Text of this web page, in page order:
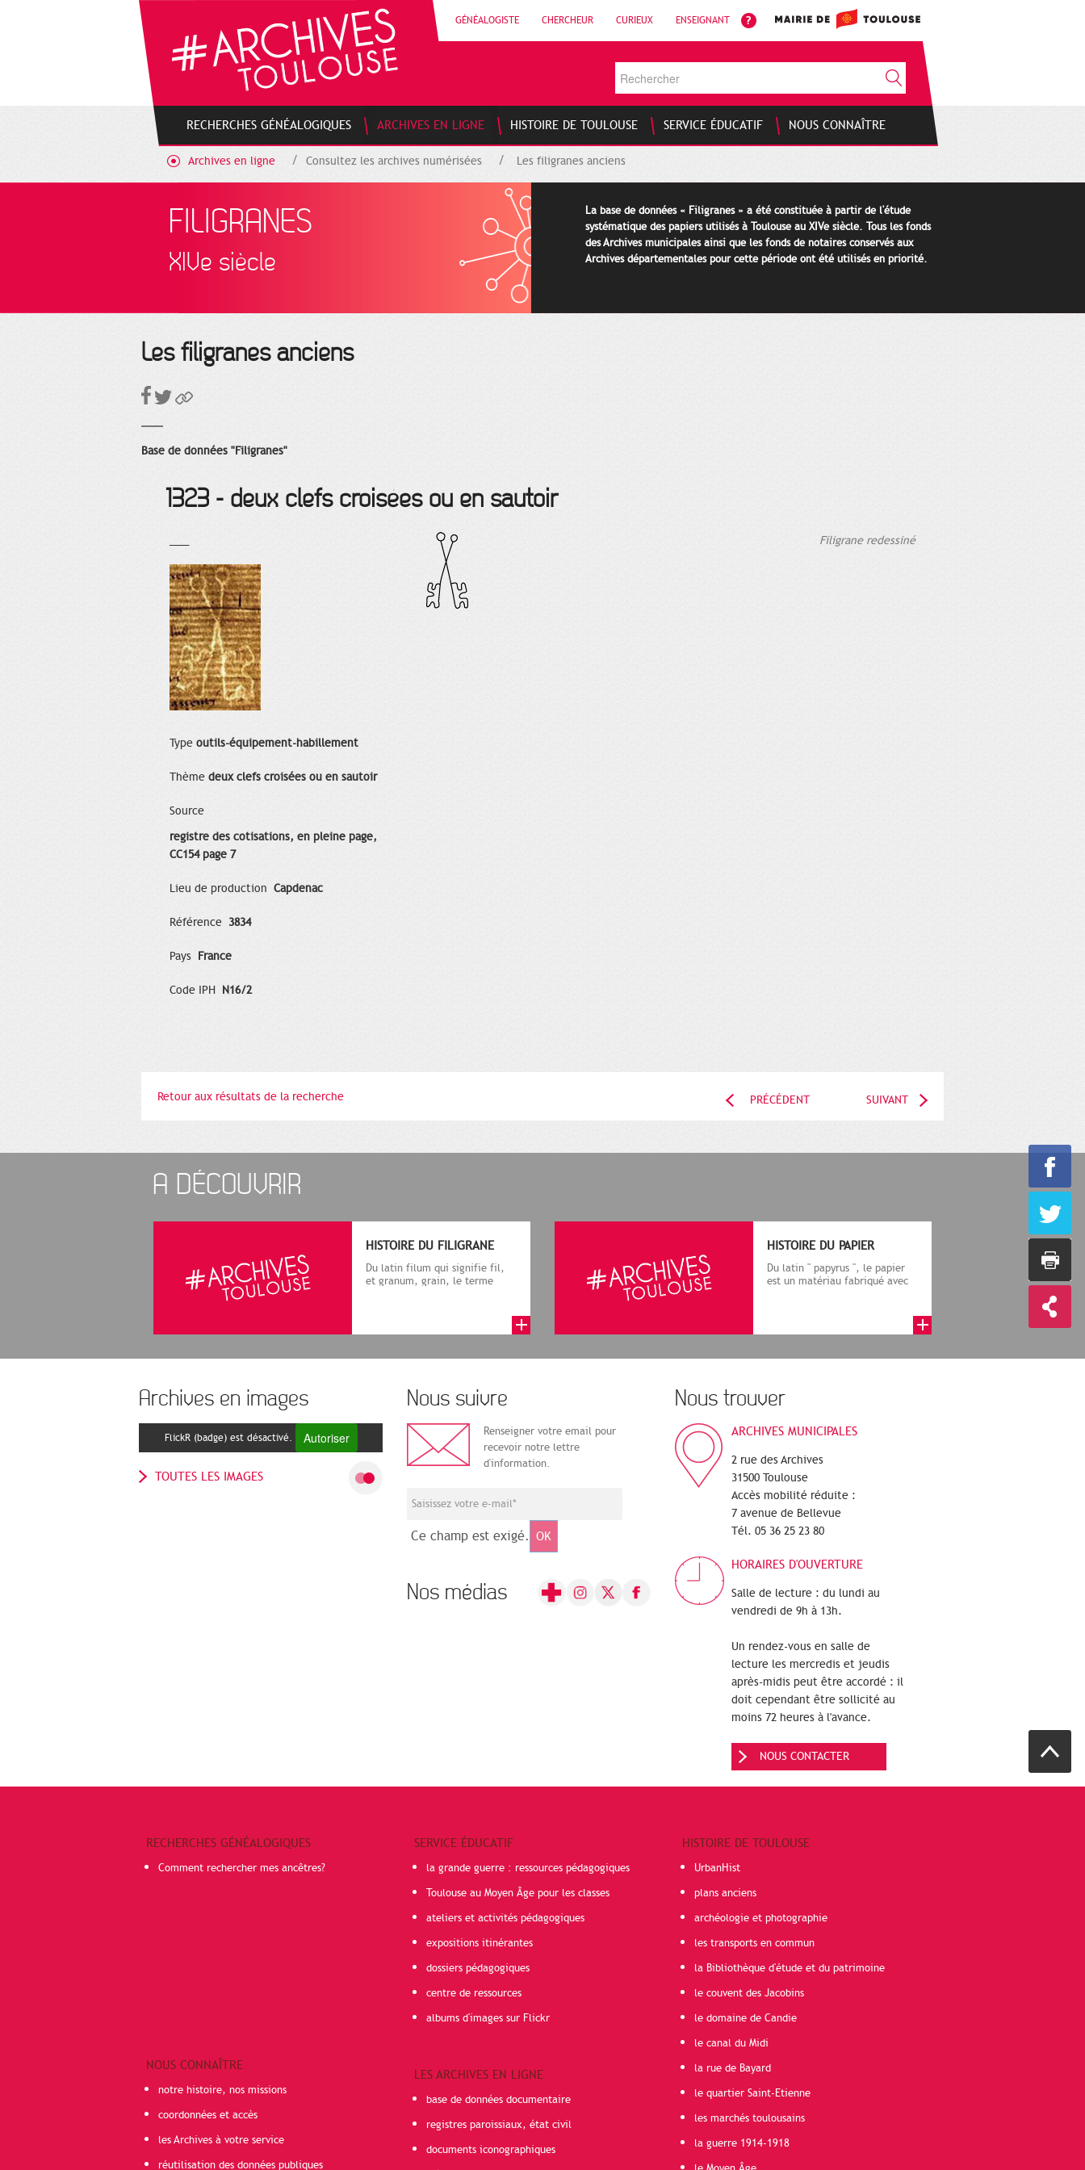
GÉNÉALOGISTE CHERCHEUR CURIEUX ENSEIGNANT
RECHERCHES GÉNÉALOGIQUES ARCHIVES EN LIGNE HISTOIRE DE TOULOUSE SERVICE ÉDUCATIF NOUS CONNAÎTRE
Archives en ligne Consultez les archives numérisées Les filigranes anciens
FILIGRANES
XIVe siècle
La base de données « Filigranes » a été constituée à partir de l'étude
systématique des papiers utilisés à Toulouse au XIVe siècle. Tous les fonds
des Archives municipales ainsi que les fonds de notaires conservés aux
Archives départementales pour cette période ont été utilisés en priorité.
Les filigranes anciens
Base de données "Filigranes"
1323 - deux clefs croisées ou en sautoir
Type outils-équipement-habillement
Thème deux clefs croisées ou en sautoir
Source
registre des cotisations, en pleine page,
CC154 page 7
Lieu de production Capdenac
Référence 3834
Pays France
Code IPH N16/2
Filigrane redessiné
Retour aux résultats de la recherche PRÉCÉDENT SUIVANT
A DÉCOUVRIR
HISTOIRE DU FILIGRANE
Du latin filum qui signifie fil,
et granum, grain, le terme
HISTOIRE DU PAPIER
Du latin " papyrus ", le papier
est un matériau fabriqué avec
Archives en images
FlickR (badge) est désactivé. Autoriser
TOUTES LES IMAGES
Nous suivre
Renseigner votre email pour
recevoir notre lettre
d'information.
Ce champ est exigé. OK
Nos médias
Nous trouver
ARCHIVES MUNICIPALES
2 rue des Archives
31500 Toulouse
Accès mobilité réduite :
7 avenue de Bellevue
Tél. 05 36 25 23 80
HORAIRES D'OUVERTURE
Salle de lecture : du lundi au
vendredi de 9h à 13h.
Un rendez-vous en salle de
lecture les mercredis et jeudis
après-midis peut être accordé : il
doit cependant être sollicité au
moins 72 heures à l'avance.
NOUS CONTACTER
RECHERCHES GÉNÉALOGIQUES
Comment rechercher mes ancêtres?
NOUS CONNAÎTRE
notre histoire, nos missions
coordonnées et accès
les Archives à votre service
réutilisation des données publiques
SERVICE ÉDUCATIF
la grande guerre : ressources pédagogiques
Toulouse au Moyen Âge pour les classes
ateliers et activités pédagogiques
expositions itinérantes
dossiers pédagogiques
centre de ressources
albums d'images sur Flickr
LES ARCHIVES EN LIGNE
base de données documentaire
registres paroissiaux, état civil
documents iconographiques
HISTOIRE DE TOULOUSE
UrbanHist
plans anciens
archéologie et photographie
les transports en commun
la Bibliothèque d'étude et du patrimoine
le couvent des Jacobins
le domaine de Candie
le canal du Midi
la rue de Bayard
le quartier Saint-Etienne
les marchés toulousains
la guerre 1914-1918
Gestion de vos préférences sur les cookies